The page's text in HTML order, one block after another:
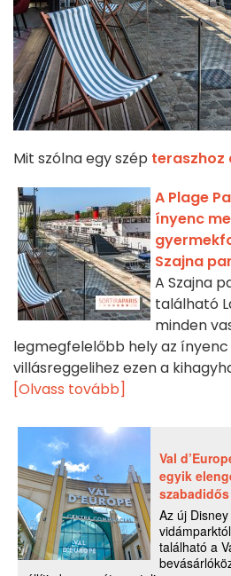
Mit szólna egy szép teraszhoz
A Plage
ínyenc
Szajna
A Szajna
található
minden
legmegfelelőbb hely az
villásreggelihez ezen a
[Olvass tovább]